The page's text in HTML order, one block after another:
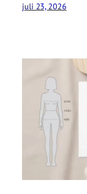
juli 23, 2026